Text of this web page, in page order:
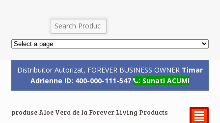
Distribuitor Autorizat, FOREVER BUSINESS OWNER Timar
Adrienne ID: 400-000-111-547
: Sunati ACUM!
produse Aloe Vera de la Forever Living Products ²